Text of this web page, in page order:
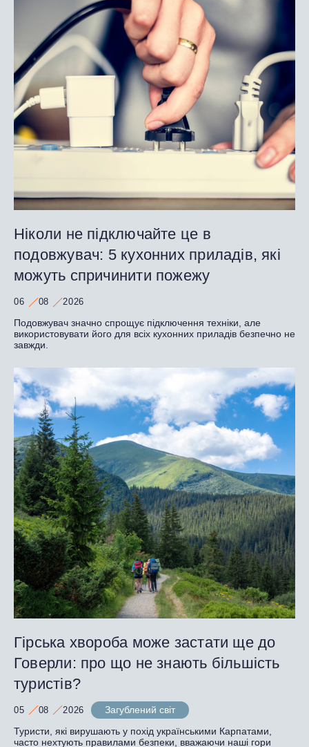
Ніколи не підключайте це в
подовжувач: 5 кухонних приладів, які
можуть спричинити пожежу
06 08 2026
Подовжувач значно спрощує підключення техніки, але
використовувати його для всіх кухонних приладів безпечно не
завжди.
Гірська хвороба може застати ще до
Говерли: про що не знають більшість
туристів?
05 08 2026
Загублений світ
Туристи, які вирушають у похід українськими Карпатами,
часто нехтують правилами безпеки, вважаючи наші гори